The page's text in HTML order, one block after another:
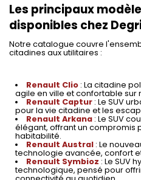
Les principaux
disponibles chez
Notre catalogue couvre
citadines aux utilitaires :
Renault Clio: La citadine
agile en ville et confortable sur
Renault Captur: Le SUV
pour la vie citadine et les
Renault Arkana: Le SUV
élégant, offrant un compromis
habitabilité.
Renault Austral: Le
technologie avancée, confort
Renault Symbioz : Le SUV
technologique, pensé pour